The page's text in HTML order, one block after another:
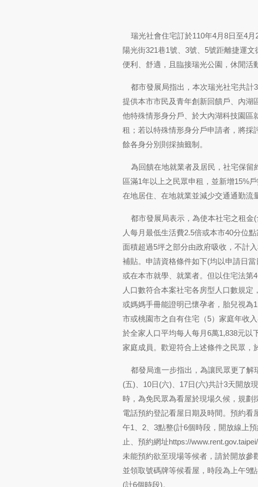
瑞光社會住宅訂於110年4月8日至4月
陽光街321巷1號、3號、5號距離捷運
便利、舒適，且臨接瑞光公園，休閒活
都市發展局指出，本次瑞光社宅共計
提供本市市民及青年創新回饋戶、內湖
他特殊情形身分戶、於大內湖科技園區
租；若以特殊情形身分戶申請者，將採
餘各身分別則採抽籤制。
為回饋在地就業者及居民，社宅保留
區滿1年以上之民眾申租，並新增15%
在地居住、在地就業並減少交通通勤流
都市發展局表示，為使本社宅之租金
人每月最低生活費2.5倍或本市40分位
面積超過5坪之部分由政府吸收，不計
補貼。申請資格條件如下(均以申請日
或在本市就學、就業者。但以住宅法第
人口數符合本案社宅各房型人口數規
或媽媽手冊能證明已懷孕者，胎兒視為
市或桃園市之自有住宅（5）家庭年收
於全家人口平均每人每月6萬1,838元以
家庭成員。歡迎符合上述條件之民眾，
都發局進一步指出，為讓民眾更了解
(五)、10日(六)、17日(六)共計3天開放
時，為免民眾為看屋於現場久候，規
電話預約登記看屋日期及時間。預約看
午1、2、3點整(計6個時段，開放線上
止、預約網址https://
未能預約欲至現場等候者，請於開放參
並領取號碼牌等候看屋，時段為上午9
(計6個時段)。